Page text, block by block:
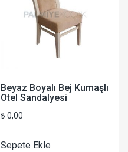
Beyaz Boyalı Bej Kumaşlı
Otel Sandalyesi
₺ 0,00
Sepete Ekle